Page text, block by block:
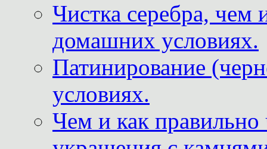
Чистка серебра, чем
домашних условиях.
Патинирование
условиях.
Чем и как